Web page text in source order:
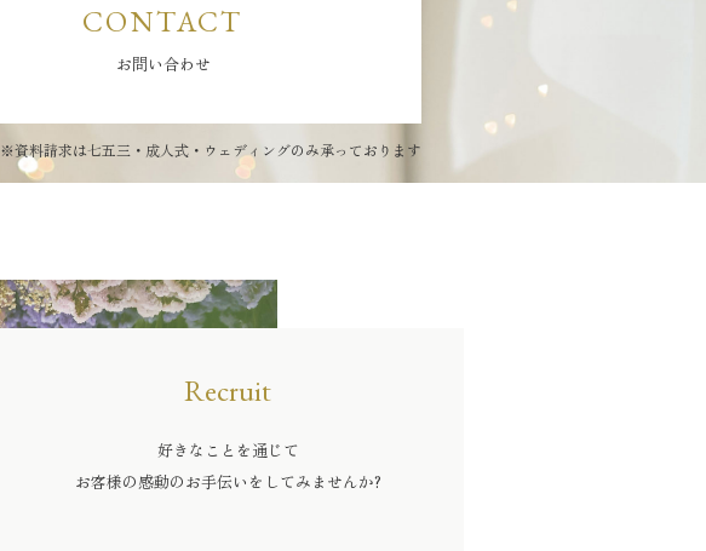
CONTACT
お問い合わせ
※資料請求は七五三・成人式・ウェディングのみ承っております
Recruit
好きなことを通じて
お客様の感動のお手伝いをしてみませんか?